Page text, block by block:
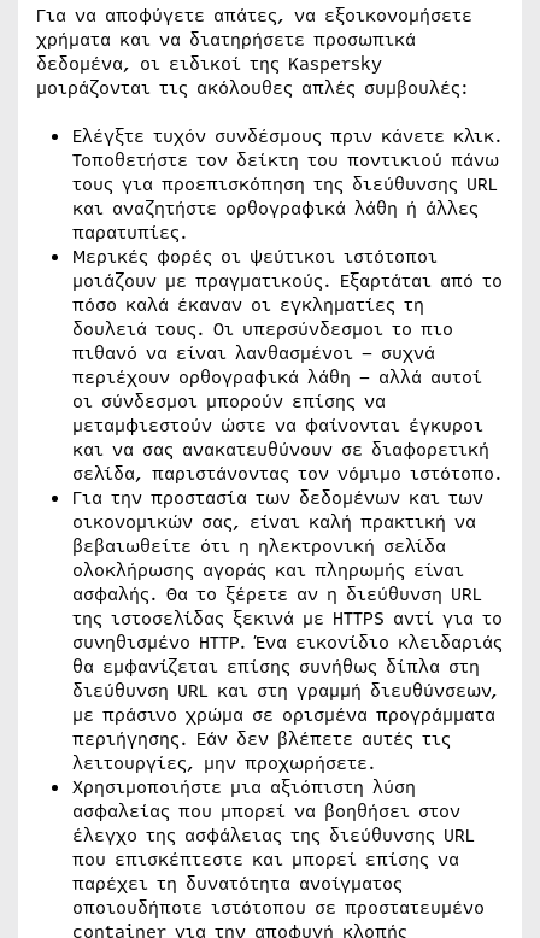
Για να αποφύγετε απάτες, να εξοικονομήσετε
χρήματα και να διατηρήσετε προσωπικά
δεδομένα, οι ειδικοί της Kaspersky
μοιράζονται τις ακόλουθες απλές συμβουλές:
Ελέγξτε τυχόν συνδέσμους πριν κάνετε κλικ.
Τοποθετήστε τον δείκτη του ποντικιού πάνω
τους για προεπισκόπηση της διεύθυνσης URL
και αναζητήστε ορθογραφικά λάθη ή άλλες
παρατυπίες.
Μερικές φορές οι ψεύτικοι ιστότοποι
μοιάζουν με πραγματικούς. Εξαρτάται από το
πόσο καλά έκαναν οι εγκληματίες τη
δουλειά τους. Οι υπερσύνδεσμοι το πιο
πιθανό να είναι λανθασμένοι – συχνά
περιέχουν ορθογραφικά λάθη – αλλά αυτοί
οι σύνδεσμοι μπορούν επίσης να
μεταμφιεστούν ώστε να φαίνονται έγκυροι
και να σας ανακατευθύνουν σε διαφορετική
σελίδα, παριστάνοντας τον νόμιμο ιστότοπο.
Για την προστασία των δεδομένων και των
οικονομικών σας, είναι καλή πρακτική να
βεβαιωθείτε ότι η ηλεκτρονική σελίδα
ολοκλήρωσης αγοράς και πληρωμής είναι
ασφαλής. Θα το ξέρετε αν η διεύθυνση URL
της ιστοσελίδας ξεκινά με HTTPS αντί για το
συνηθισμένο HTTP. Ένα εικονίδιο κλειδαριάς
θα εμφανίζεται επίσης συνήθως δίπλα στη
διεύθυνση URL και στη γραμμή διευθύνσεων,
με πράσινο χρώμα σε ορισμένα προγράμματα
περιήγησης. Εάν δεν βλέπετε αυτές τις
λειτουργίες, μην προχωρήσετε.
Χρησιμοποιήστε μια αξιόπιστη λύση
ασφαλείας που μπορεί να βοηθήσει στον
έλεγχο της ασφάλειας της διεύθυνσης URL
που επισκέπτεστε και μπορεί επίσης να
παρέχει τη δυνατότητα ανοίγματος
οποιουδήποτε ιστότοπου σε προστατευμένο
container για την αποφυγή κλοπής